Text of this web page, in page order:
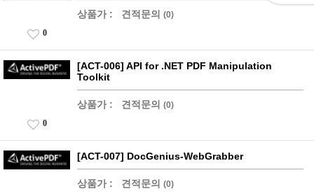
상품가 : 견적문의 (0)
0
[ACT-006] API for .NET PDF Manipulation
Toolkit
상품가 : 견적문의 (0)
0
[ACT-007] DocGenius-WebGrabber
상품가 : 견적문의 (0)